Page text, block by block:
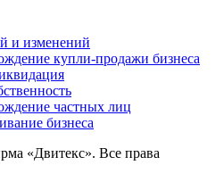
и изменений
купли-продажи бизнеса
частных лиц
бизнеса
«Двитекс». Все права